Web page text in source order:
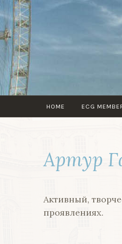
HOME ECG
Артур
Активный,
проявлениях.